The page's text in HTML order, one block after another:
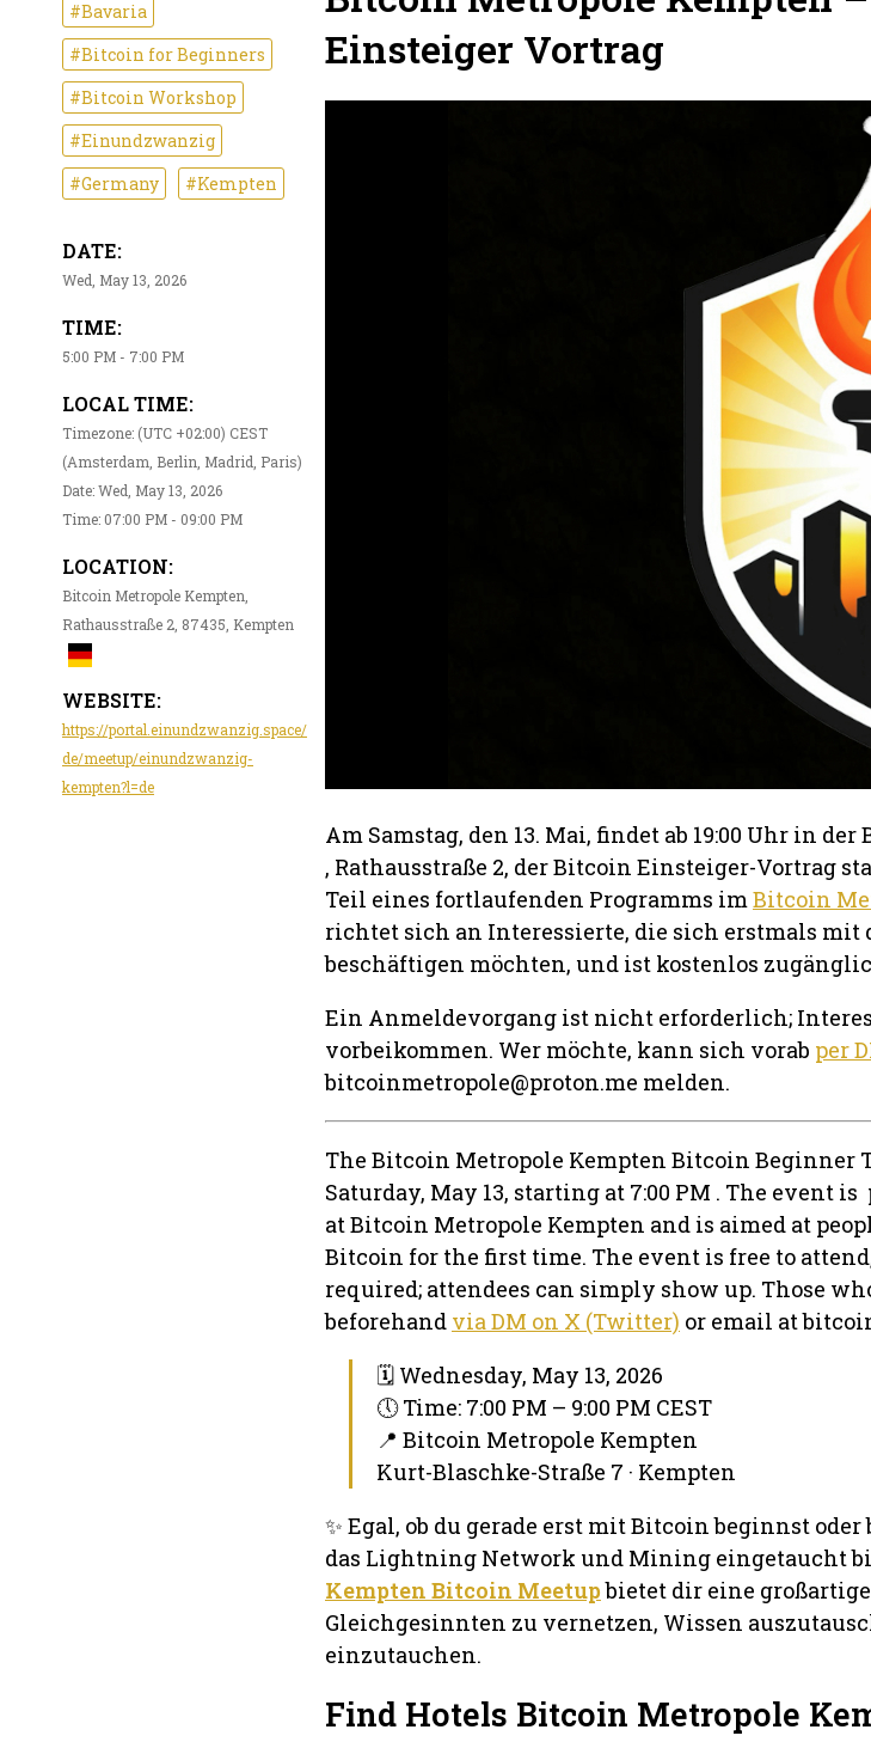
#Bavaria
#Bitcoin for Beginners
#Bitcoin Workshop
#Einundzwanzig
#Germany
#Kempten
DATE:
Wed, May 13, 2026
TIME:
5:00 PM - 7:00 PM
LOCAL TIME:
Timezone: (UTC +02:00) CEST
(Amsterdam, Berlin, Madrid, Paris)
Date: Wed, May 13, 2026
Time: 07:00 PM - 09:00 PM
LOCATION:
Bitcoin Metropole Kempten,
Rathausstraße 2, 87435, Kempten
WEBSITE:
https://portal.einundzwanzig.space/
de/meetup/einundzwanzig-
kempten?l=de
Einsteiger Vortrag
Am Samstag, den 13. Mai, findet ab 19:00 Uhr in
, Rathausstraße 2, der Bitcoin Einsteiger-Vortrag
Teil eines fortlaufenden Programms im Bitcoin
richtet sich an Interessierte, die sich erstmals mit
beschäftigen möchten, und ist kostenlos
Ein Anmeldevorgang ist nicht erforderlich;
vorbeikommen. Wer möchte, kann sich vorab per
bitcoinmetropole@proton.me melden.
The Bitcoin Metropole Kempten Bitcoin Beginner
Saturday, May 13, starting at 7:00 PM . The event
at Bitcoin Metropole Kempten and is aimed at
Bitcoin for the first time. The event is free to
required; attendees can simply show up. Those
beforehand via DM on X (Twitter) or email at
🗓 Wednesday, May 13, 2026
🕔 Time: 7:00 PM – 9:00 PM CEST
📍 Bitcoin Metropole Kempten
Kurt-Blaschke-Straße 7 · Kempten
✨ Egal, ob du gerade erst mit Bitcoin beginnst
das Lightning Network und Mining eingetaucht
Kempten Bitcoin Meetupbietet dir eine
Gleichgesinnten zu vernetzen, Wissen
einzutauchen.
Find Hotels Bitcoin Metropole